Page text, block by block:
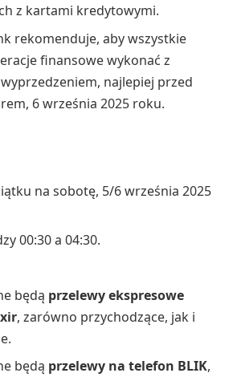
z kartami kredytowymi.
rekomenduje, aby wszystkie
finansowe wykonać z
najlepiej przed
6 września 2025 roku.
na sobotę, 5/6 września 2025
00:30 a 04:30.
będą przelewy ekspresowe
, zarówno przychodzące, jak i
będą przelewy na telefon BLIK,